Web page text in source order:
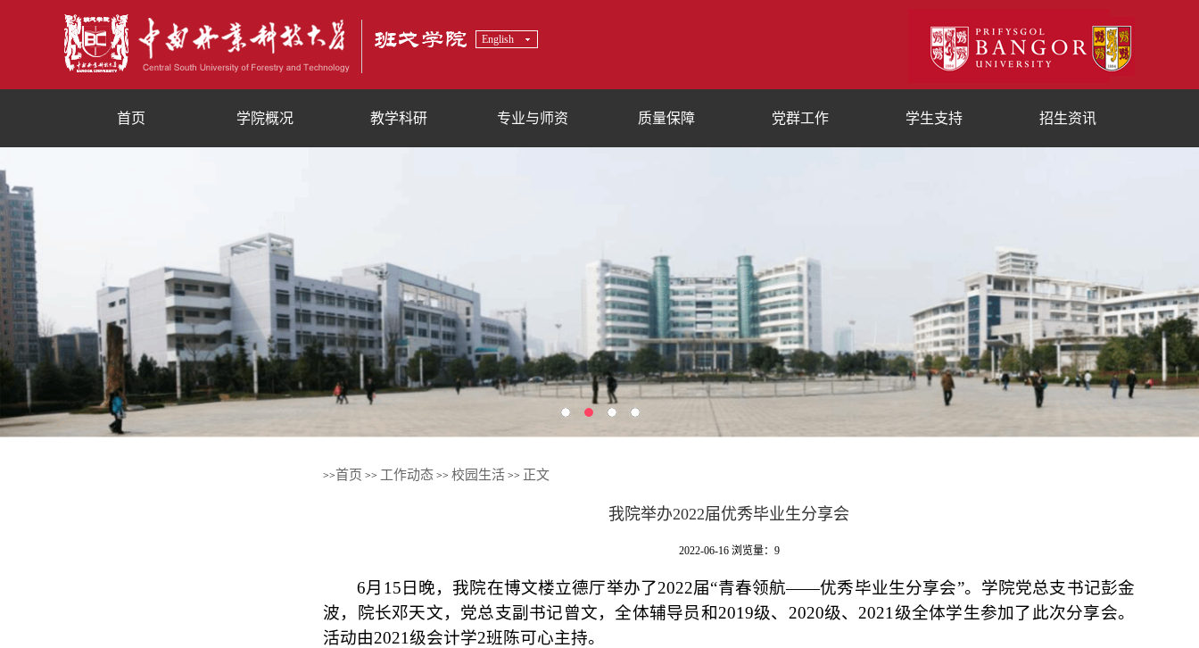
English
首页 学院概况 教学科研 专业与师资 质量保障 党群工作 学生支持 招生资讯
1 2 3 4
>>首页 >> 工作动态 >> 校园生活 >> 正文
我院举办2022届优秀毕业生分享会
2022-06-16 浏览量： 9
6月15日晚， 我院在博文楼立德厅举办了2022届“青春领航——优秀毕业生分享会”。 学院党总支书记彭金
波，院长邓天文，党总支副书记曾文，全体辅导员和2019级、2020级、2021级全体学生参加了此次分享会。
活动由2021级会计学2班陈可心主持。